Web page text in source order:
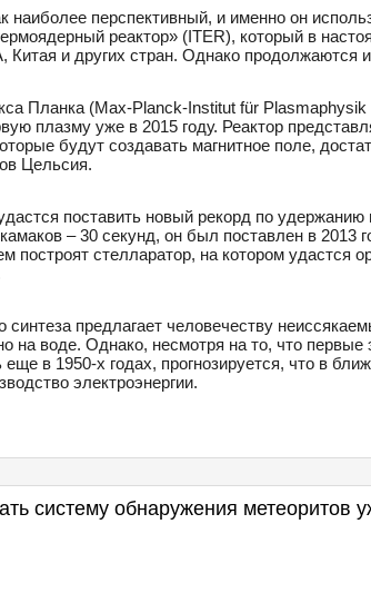
наиболее перспективный, и именно он
реактор» (ITER), который в
и других стран. Однако продолжаются
Планка (Max-Planck-Institut für
плазму уже в 2015 году. Реактор
будут создавать магнитное поле,
Цельсия.
поставить новый рекорд по
– 30 секунд, он был поставлен в 2013
стелларатор, на котором удастся
синтеза предлагает человечеству
на воде. Однако, несмотря на то, что
в 1950-х годах, прогнозируется, что в
электроэнергии.
систему обнаружения метеоритов